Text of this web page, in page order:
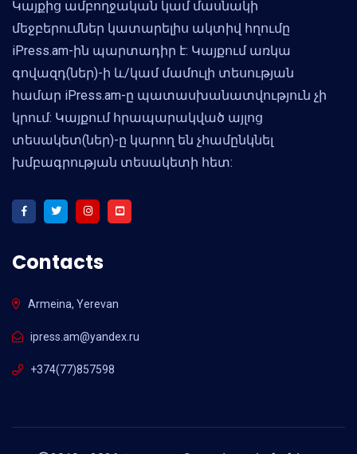
Կայքից ամբողջական կամ մասնակի
մեջբերումներ կատարելիս ակտիվ հղումը
iPress.am-ին պարտադիր է: Կայքում առկա
գովազդ(ներ)-ի և/կամ մամուլի տեսության
համար iPress.am-ը պատասխանատվություն չի
կրում: Կայքում հրապարակված այլոց
տեսակետ(ներ)-ը կարող են չհամընկնել
խմբագրության տեսակետի հետ:
Contacts
Armeina, Yerevan
ipress.am@yandex.ru
+374(77)857598